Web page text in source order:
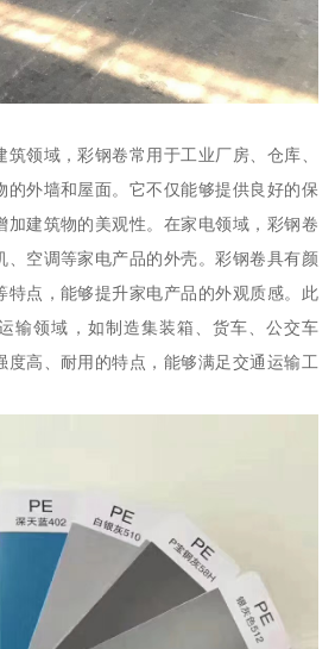
领域，彩钢卷常用于工业厂房、仓库、
的外墙和屋面。它不仅能够提供良好的保
加建筑物的美观性。在家电领域，彩钢卷
、空调等家电产品的外壳。彩钢卷具有颜
特点，能够提升家电产品的外观质感。此
输领域，如制造集装箱、货车、公交车
度高、耐用的特点，能够满足交通运输工